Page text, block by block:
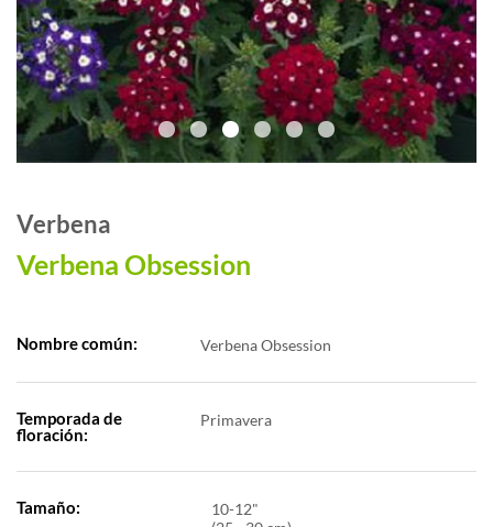
Verbena
Verbena Obsession
Nombre común: Verbena Obsession
Temporada de
floración:
Primavera
Tamaño:
10-12"